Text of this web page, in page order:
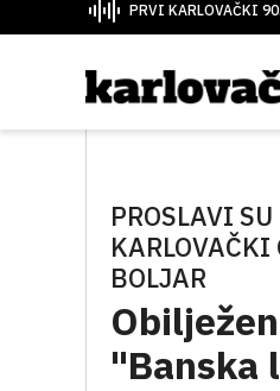
PRVI KARLOVAČKI
PROSLAVI
BOLJAR
"Banska